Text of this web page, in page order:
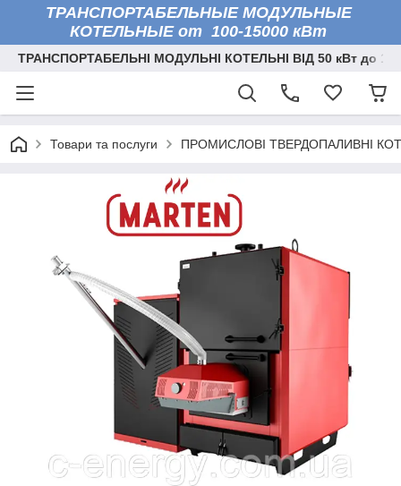
ТРАНСПОРТАБЕЛЬНЫЕ МОДУЛЬНЫЕ
КОТЕЛЬНЫЕ от 100-15000 кВт
ТРАНСПОРТАБЕЛЬНІ МОДУЛЬНІ КОТЕЛЬНІ ВІД 50 кВт до
Товари та послуги ПРОМИСЛОВІ ТВЕРДОПАЛИВНІ